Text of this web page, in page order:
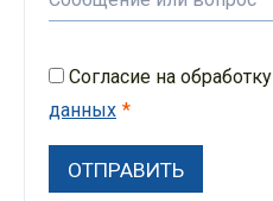
Согласие на обработку
данных